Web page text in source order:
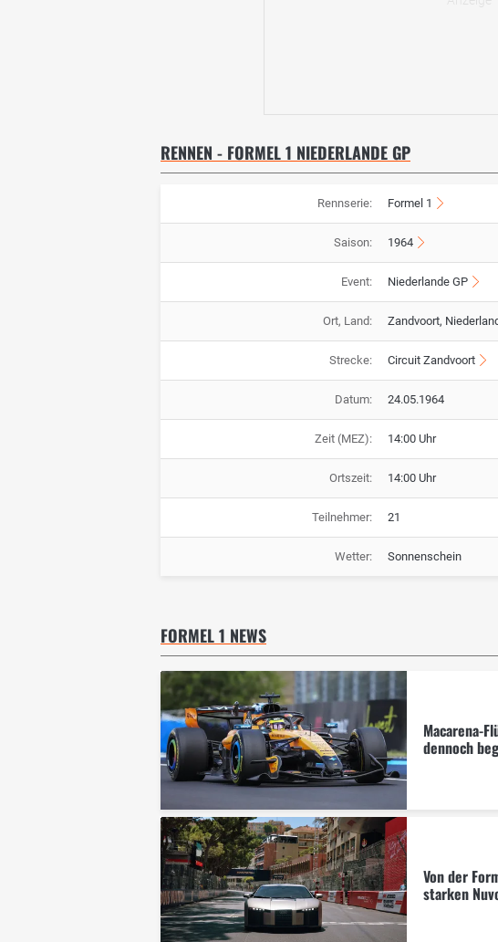
RENNEN - FORMEL 1 NIEDERLANDE GP
Rennserie: Formel 1
Saison: 1964
Event: Niederlande GP
Ort, Land: Zandvoort,
Strecke: Circuit Zandvoort
Datum: 24.05.1964
Zeit (MEZ): 14:00 Uhr
Ortszeit: 14:00 Uhr
Teilnehmer: 21
Wetter: Sonnenschein
FORMEL 1 NEWS
Macarena-
dennoch
Von der
starken